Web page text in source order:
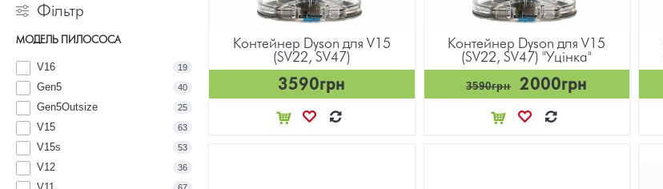
Фільтр
МОДЕЛЬ ПИЛОСОСА
V16 19
Gen5 40
Gen5Outsize 25
V15 63
V15s 53
V12 36
Контейнер Dyson для V15
(SV22, SV47)
3590грн
Контейнер Dyson для V15
(SV22, SV47) "Уцінка"
3590грн 2000грн